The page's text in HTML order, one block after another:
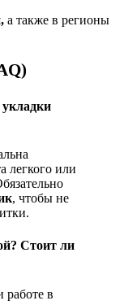
а также в регионы
легкого или
, чтобы не
.
Стоит ли
работе в